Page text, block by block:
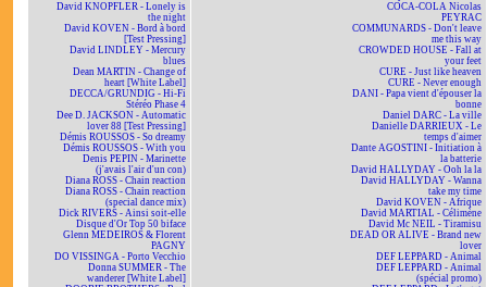
David KNOPFLER - Lonely is
the night
David KOVEN - Bord à bord
[Test Pressing]
David LINDLEY - Mercury
blues
Dean MARTIN - Change of
heart [White Label]
DECCA/GRUNDIG - Hi-Fi
Stéréo Phase 4
Dee D. JACKSON - Automatic
lover 88 [Test Pressing]
Démis ROUSSOS - So dreamy
Démis ROUSSOS - With you
Denis PEPIN - Marinette
(j'avais l'air d'un con)
Diana ROSS - Chain reaction
Diana ROSS - Chain reaction
(special dance mix)
Dick RIVERS - Ainsi soit-elle
Disque d'Or Top 50 biface
Glenn MEDEIROS & Florent
PAGNY
DO VISSINGA - Porto Vecchio
Donna SUMMER - The
wanderer [White Label]
COCA-COLA Nicolas
PEYRAC
COMMUNARDS - Don't leave
me this way
CROWDED HOUSE - Fall at
your feet
CURE - Just like heaven
CURE - Never enough
DANI - Papa vient d'épouser la
bonne
Daniel DARC - La ville
Danielle DARRIEUX - Le
temps d'aimer
Dante AGOSTINI - Initiation à
la batterie
David HALLYDAY - Ooh la la
David HALLYDAY - Wanna
take my time
David KOVEN - Afrique
David MARTIAL - Célimène
David Mc NEIL - Tiramisu
DEAD OR ALIVE - Brand new
lover
DEF LEPPARD - Animal
DEF LEPPARD - Animal
(spécial promo)